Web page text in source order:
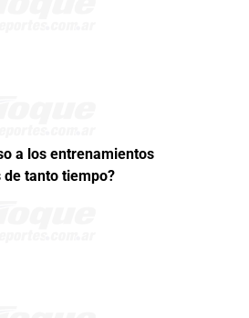
a los entrenamientos
tanto tiempo?